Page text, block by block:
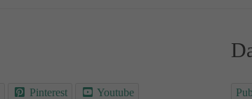
Pinterest Youtube